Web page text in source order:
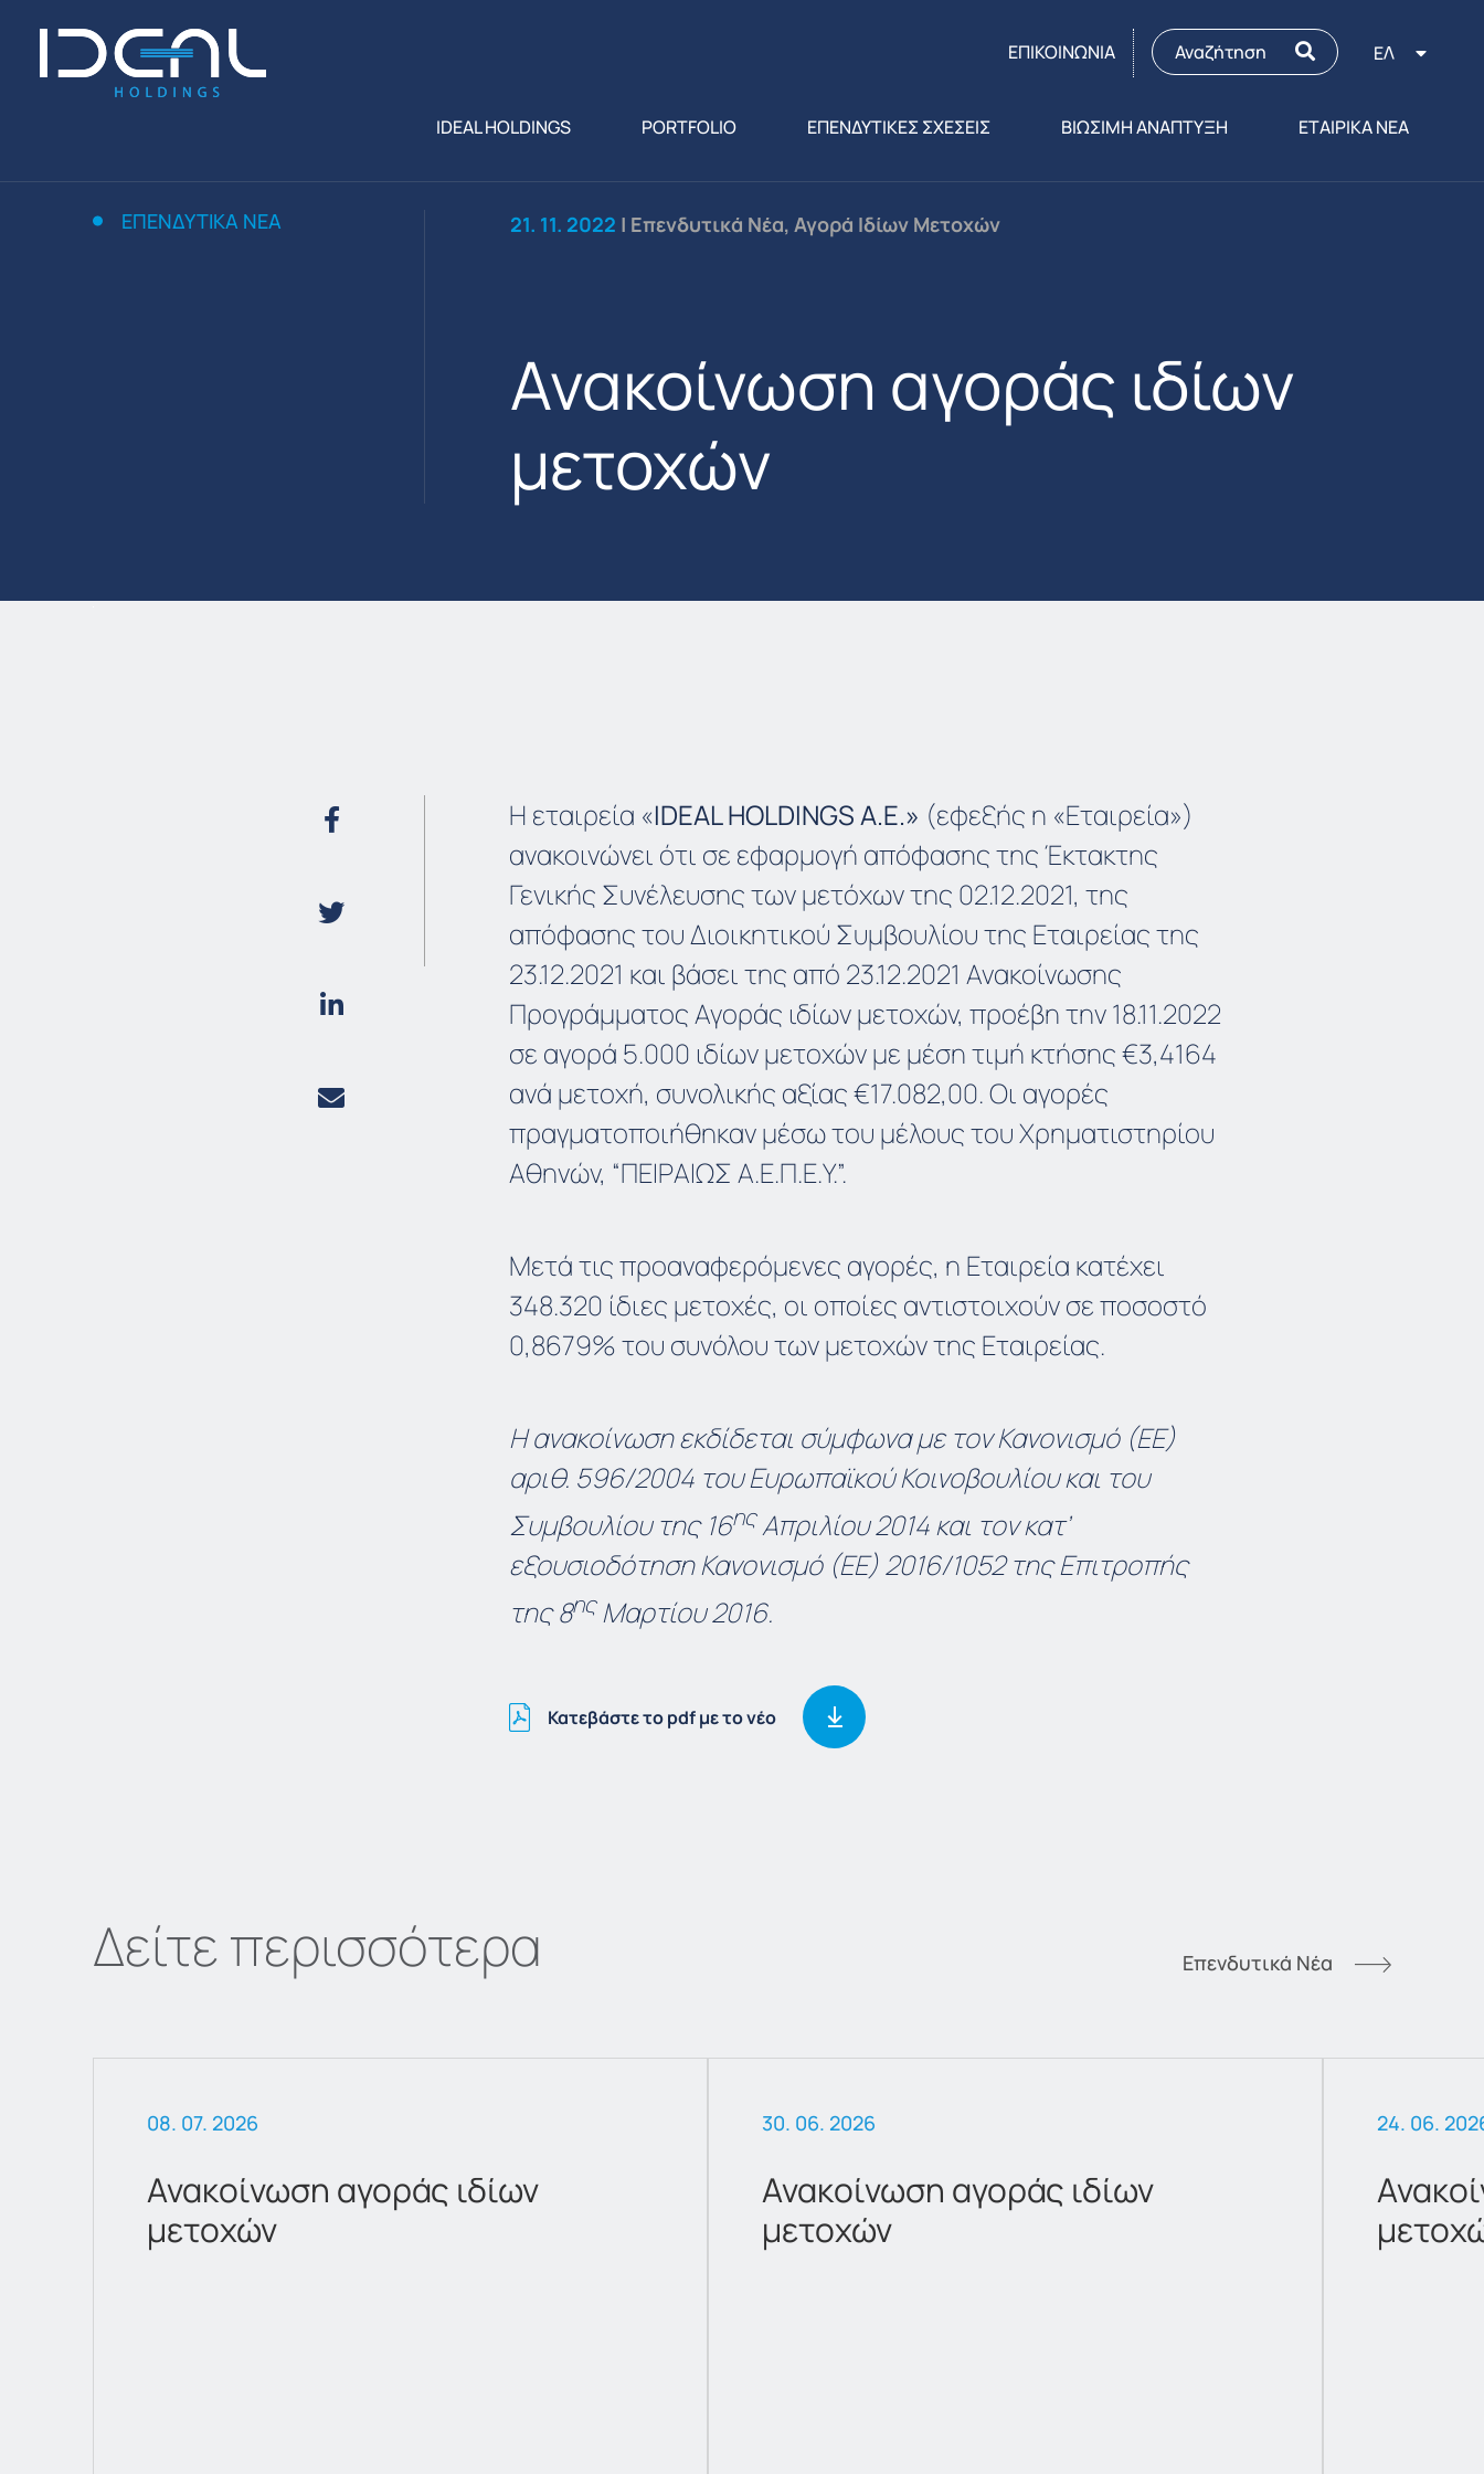
ΕΠΙΚΟΙΝΩΝΙΑ ΕΛ
IDEAL HOLDINGS PORTFOLIO ΕΠΕΝΔΥΤΙΚΕΣ ΣΧΕΣΕΙΣ ΒΙΩΣΙΜΗ ΑΝΑΠΤΥΞΗ ΕΤΑΙΡΙΚΑ ΝΕΑ
ΕΠΕΝΔΥΤΙΚΆ ΝΈΑ 21. 11. 2022 | Επενδυτικά Νέα, Αγορά Ιδίων Μετοχών
Ανακοίνωση αγοράς ιδίων
μετοχών
Η εταιρεία «IDEAL HOLDINGS A.E.» (εφεξής η «Εταιρεία»)
ανακοινώνει ότι σε εφαρμογή απόφασης της Έκτακτης
Γενικής Συνέλευσης των μετόχων της 02.12.2021, της
απόφασης του Διοικητικού Συμβουλίου της Εταιρείας της
23.12.2021 και βάσει της από 23.12.2021 Ανακοίνωσης
Προγράμματος Αγοράς ιδίων μετοχών, προέβη την 18.11.2022
σε αγορά 5.000 ιδίων μετοχών με μέση τιμή κτήσης €3,4164
ανά μετοχή, συνολικής αξίας €17.082,00. Οι αγορές
πραγματοποιήθηκαν μέσω του μέλους του Χρηματιστηρίου
Αθηνών, “ΠΕΙΡΑΙΩΣ Α.Ε.Π.Ε.Υ.”.
Μετά τις προαναφερόμενες αγορές, η Εταιρεία κατέχει
348.320 ίδιες μετοχές, οι οποίες αντιστοιχούν σε ποσοστό
0,8679% του συνόλου των μετοχών της Εταιρείας.
Η ανακοίνωση εκδίδεται σύμφωνα με τον Κανονισμό (ΕΕ)
αριθ. 596/2004 του Ευρωπαϊκού Κοινοβουλίου και του
Συμβουλίου της 16ηςΑπριλίου 2014 και τον κατ’
εξουσιοδότηση Κανονισμό (ΕΕ) 2016/1052 της Επιτροπής
της 8ηςΜαρτίου 2016.
Κατεβάστε το pdf με το νέο
Δείτε περισσότερα Επενδυτικά Νέα
08. 07. 2026
Ανακοίνωση αγοράς ιδίων
μετοχών
30. 06. 2026
Ανακοίνωση αγοράς ιδίων
μετοχών
24. 06.